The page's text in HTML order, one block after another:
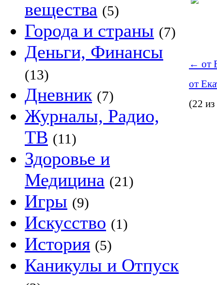
вещества (5)
Города и страны (7)
Деньги, Финансы
(13)
Дневник (7)
Журналы, Радио,
ТВ (11)
Здоровье и
Медицина (21)
Игры (9)
Искусство (1)
История (5)
Каникулы и Отпуск
← от
от
(22